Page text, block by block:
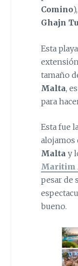
Comino
Ghajn
Esta
tamaño
Malta,
para
Esta fue
alojamos
Maltay
Maritim
pesar de
bueno.